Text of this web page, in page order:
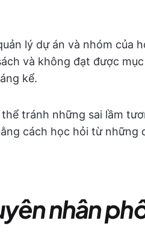
lý dự án và nhóm của
và không đạt được
kể.
tránh những sai lầm
cách học hỏi từ những
nhân